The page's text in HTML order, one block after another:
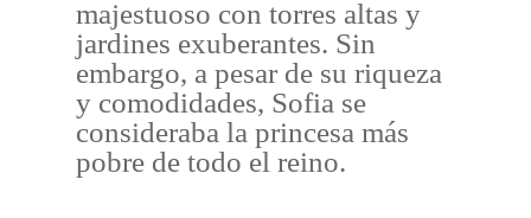
majestuoso con torres altas y
jardines exuberantes. Sin
embargo, a pesar de su riqueza
y comodidades, Sofia se
consideraba la princesa más
pobre de todo el reino.